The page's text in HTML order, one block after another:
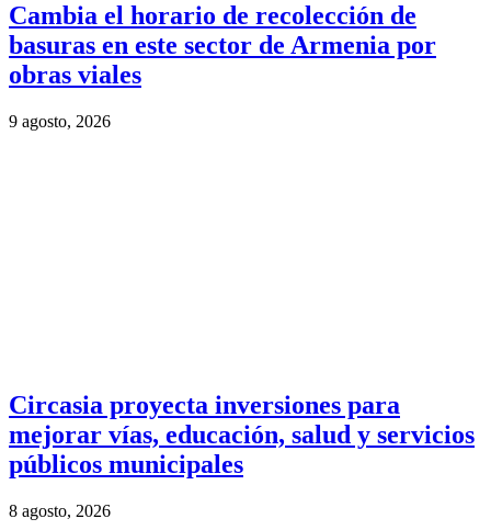
Cambia el horario de recolección de
basuras en este sector de Armenia por
obras viales
9 agosto, 2026
Circasia proyecta inversiones para
mejorar vías, educación, salud y servicios
públicos municipales
8 agosto, 2026